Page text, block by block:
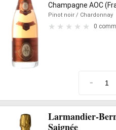
Champagne AOC
Pinot noir / Chardonnay
0
-
Larmandier-
Saignée